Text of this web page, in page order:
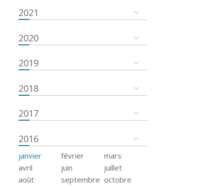
2021
2020
2019
2018
2017
2016
janvier février
mars
avril
juin
juillet
août
septembre octobre